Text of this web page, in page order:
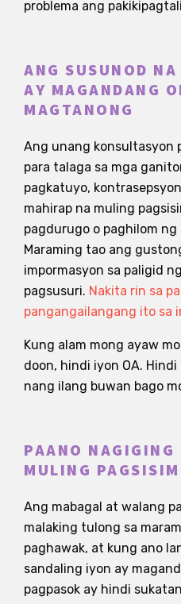
problema ang
ANG SUSUNOD
AY MAGANDANG
MAGTANONG
Ang unang konsultasyon
para talaga sa mga
pagkatuyo,
mahirap na muling
pagdurugo o paghilom
Maraming tao ang
impormasyon sa paligid
pagsusuri. Nakita rin sa
pangangailangang ito sa
Kung alam mong ayaw
doon, hindi iyon OA.
nang ilang buwan bago
PAANO
MULING
Ang mabagal at walang
malaking tulong sa
paghawak, at kung ano
sandaling iyon ay
pagpasok ay hindi